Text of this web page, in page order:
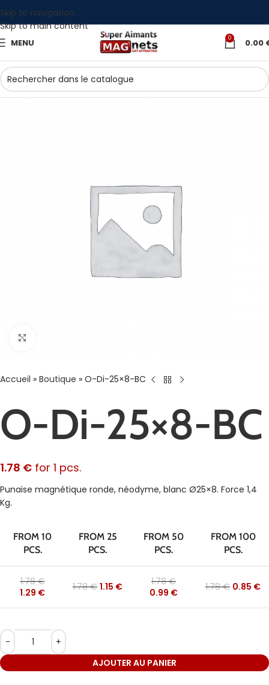
Skip to navigation
Skip to main content
MENU 0 0.00
Accueil » Boutique » O-Di-25×8-BC
O-Di-25×8-BC
1.78 € for 1 pcs.
Punaise magnétique ronde, néodyme, blanc Ø25×8. Force 1,4
Kg.
FROM 10
PCS.
FROM 25
PCS.
FROM 50
PCS.
FROM 100
PCS.
1.78€
1.29 € 1.78€ 1.15 € 1.78€
0.99 € 1.78€ 0.85 €
AJOUTER AU PANIER